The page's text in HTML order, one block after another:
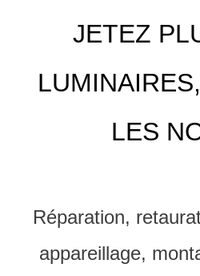
JETEZ
LES
Réparation,
appareillage,